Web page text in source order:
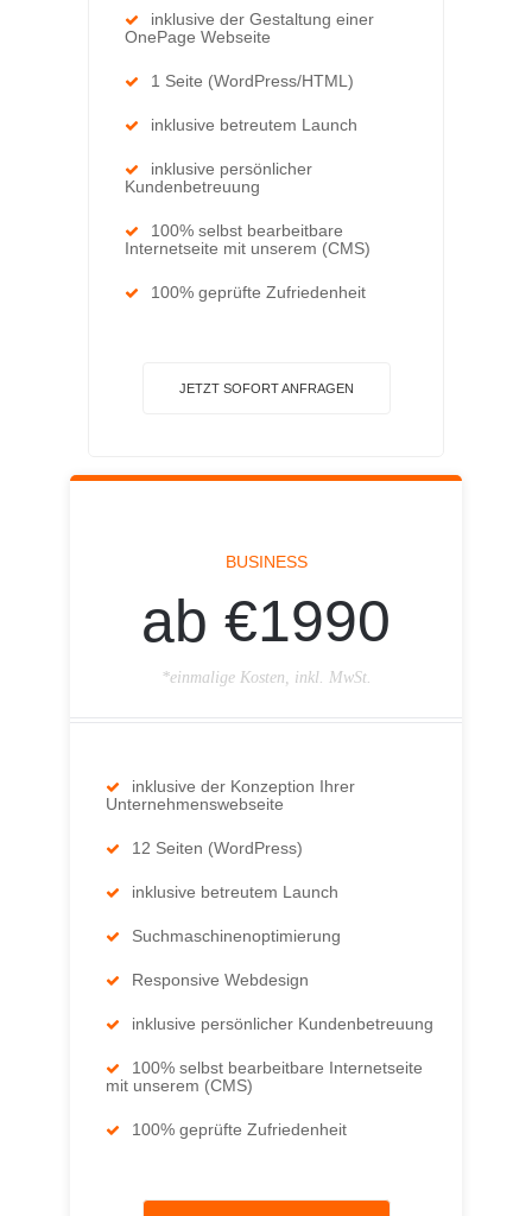
inklusive der Gestaltung einer
OnePage Webseite
1 Seite (WordPress/HTML)
inklusive betreutem Launch
inklusive persönlicher
Kundenbetreuung
100% selbst bearbeitbare
Internetseite mit unserem (CMS)
100% geprüfte Zufriedenheit
JETZT SOFORT ANFRAGEN
BUSINESS
ab €1990
*einmalige Kosten, inkl. MwSt.
inklusive der Konzeption Ihrer
Unternehmenswebseite
12 Seiten (WordPress)
inklusive betreutem Launch
Suchmaschinenoptimierung
Responsive Webdesign
inklusive persönlicher Kundenbetreuung
100% selbst bearbeitbare Internetseite
mit unserem (CMS)
100% geprüfte Zufriedenheit